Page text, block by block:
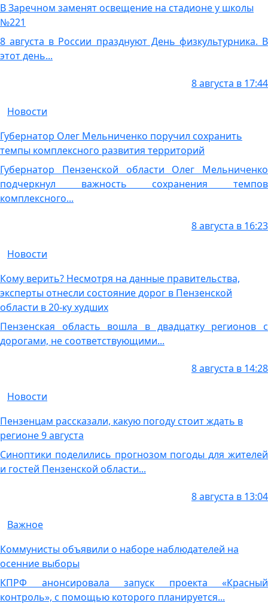
В Заречном заменят освещение на стадионе у школы
№221
8 августа в России празднуют День физкультурника. В
этот день...
8 августа в 17:44
Новости
Губернатор Олег Мельниченко поручил сохранить
темпы комплексного развития территорий
Губернатор Пензенской области Олег Мельниченко
подчеркнул важность сохранения темпов
комплексного...
8 августа в 16:23
Новости
Кому верить? Несмотря на данные правительства,
эксперты отнесли состояние дорог в Пензенской
области в 20-ку худших
Пензенская область вошла в двадцатку регионов с
дорогами, не соответствующими...
8 августа в 14:28
Новости
Пензенцам рассказали, какую погоду стоит ждать в
регионе 9 августа
Синоптики поделились прогнозом погоды для жителей
и гостей Пензенской области...
8 августа в 13:04
Важное
Коммунисты объявили о наборе наблюдателей на
осенние выборы
КПРФ анонсировала запуск проекта «Красный
контроль», с помощью которого планируется...